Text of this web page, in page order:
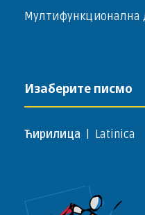
Мултифункционална
Изаберите писмо
Ћирилица Latinica